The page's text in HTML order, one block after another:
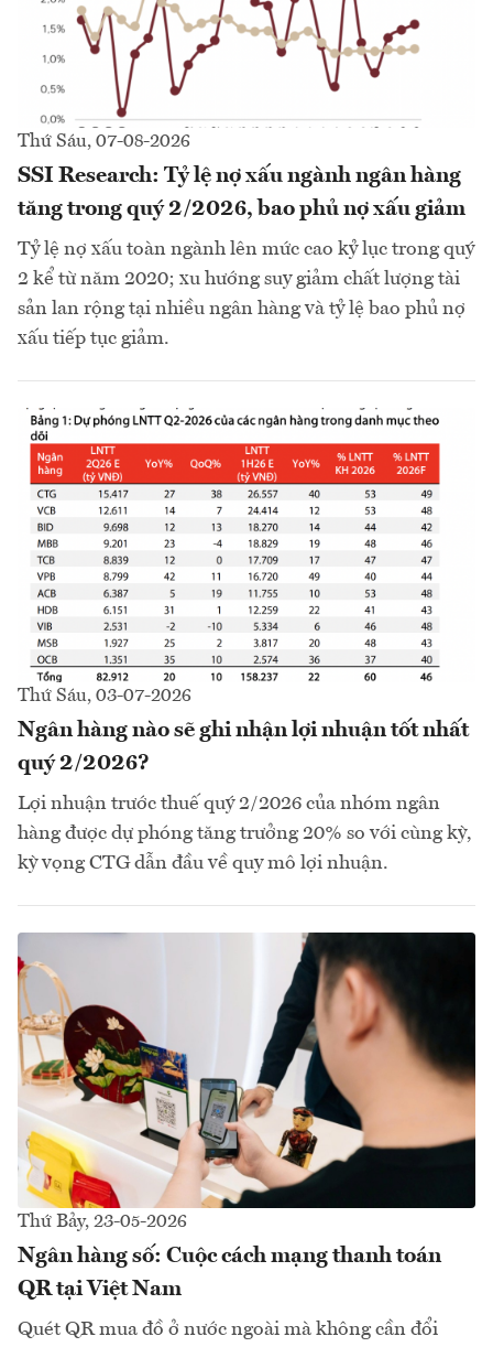
Thứ Sáu, 07-08-2026
SSI Research: Tỷ lệ nợ xấu ngành ngân hàng
tăng trong quý 2/2026, bao phủ nợ xấu giảm
Tỷ lệ nợ xấu toàn ngành lên mức cao kỷ lục trong quý
2 kể từ năm 2020; xu hướng suy giảm chất lượng tài
sản lan rộng tại nhiều ngân hàng và tỷ lệ bao phủ nợ
xấu tiếp tục giảm.
Thứ Sáu, 03-07-2026
Ngân hàng nào sẽ ghi nhận lợi nhuận tốt nhất
quý 2/2026?
Lợi nhuận trước thuế quý 2/2026 của nhóm ngân
hàng được dự phóng tăng trưởng 20% so với cùng kỳ,
kỳ vọng CTG dẫn đầu về quy mô lợi nhuận.
Thứ Bảy, 23-05-2026
Ngân hàng số: Cuộc cách mạng thanh toán
QR tại Việt Nam
Quét QR mua đồ ở nước ngoài mà không cần đổi